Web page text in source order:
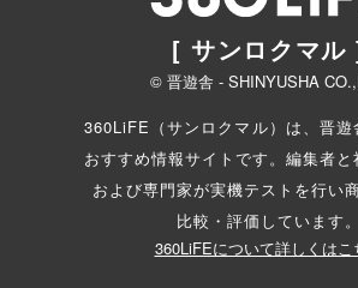
[ サンロクマル
© 晋遊舎 - SHINYUSHA
360LiFE（サンロクマル）は、晋遊
おすすめ情報サイトです。編集者と
および専門家が実機テストを行い
比較・評価しています。
360LiFEについて詳しくはこ